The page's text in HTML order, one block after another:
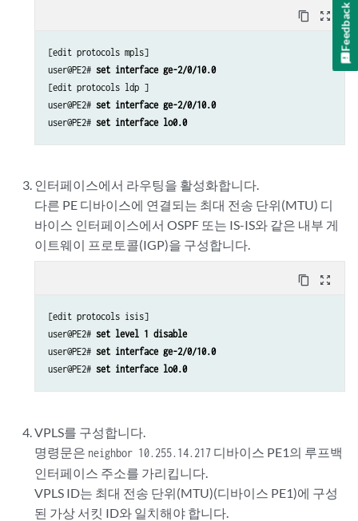
content_copy zoom_out_map
[edit protocols mpls]
user@PE2# set interface ge-2/0/10.0
[edit protocols ldp ]
user@PE2# set interface ge-2/0/10.0
user@PE2# set interface lo0.0
인터페이스에서 라우팅을 활성화합니다.
다른 PE 디바이스에 연결되는 최대 전송 단위(MTU) 디
바이스 인터페이스에서 OSPF 또는 IS-IS와 같은 내부 게
이트웨이 프로토콜(IGP)을 구성합니다.
content_copy zoom_out_map
[edit protocols isis]
user@PE2# set level 1 disable
user@PE2# set interface ge-2/0/10.0
user@PE2# set interface lo0.0
VPLS를 구성합니다.
명령문은 neighbor 10.255.14.217 디바이스 PE1의 루프백
인터페이스 주소를 가리킵니다.
VPLS ID는 최대 전송 단위(MTU)(디바이스 PE1)에 구성
된 가상 서킷 ID와 일치해야 합니다.
Feedback